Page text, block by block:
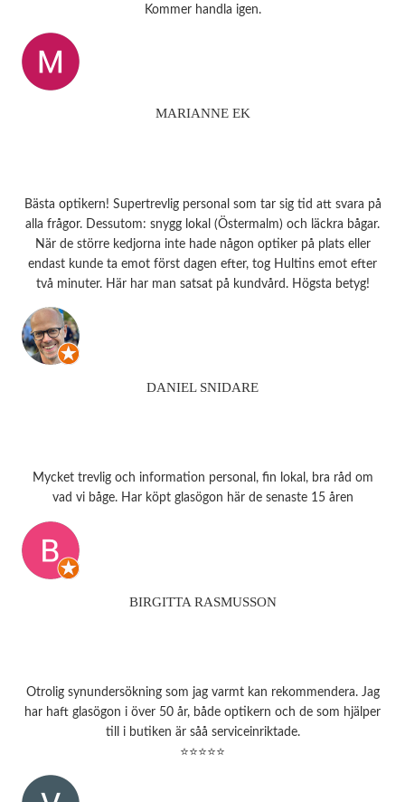
Kommer handla igen.
MARIANNE EK
Bästa optikern! Supertrevlig personal som tar sig tid att svara på
alla frågor. Dessutom: snygg lokal (Östermalm) och läckra bågar.
När de större kedjorna inte hade någon optiker på plats eller
endast kunde ta emot först dagen efter, tog Hultins emot efter
två minuter. Här har man satsat på kundvård. Högsta betyg!
DANIEL SNIDARE
Mycket trevlig och information personal, fin lokal, bra råd om
vad vi båge. Har köpt glasögon här de senaste 15 åren
BIRGITTA RASMUSSON
Otrolig synundersökning som jag varmt kan rekommendera. Jag
har haft glasögon i över 50 år, både optikern och de som hjälper
till i butiken är såå serviceinriktade.
⭐⭐⭐⭐⭐